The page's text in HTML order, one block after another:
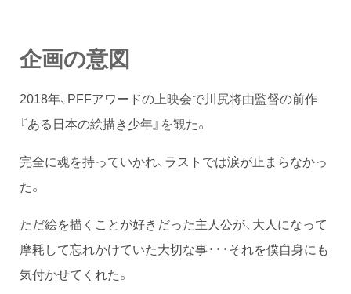
企画の意図
2018年、PFFアワードの上映会で川尻将由監督の前作
『ある日本の絵描き少年』を観た。
完全に魂を持っていかれ、ラストでは涙が止まらなかっ
た。
ただ絵を描くことが好きだった主人公が、大人になって
摩耗して忘れかけていた大切な事・・・それを僕自身にも
気付かせてくれた。